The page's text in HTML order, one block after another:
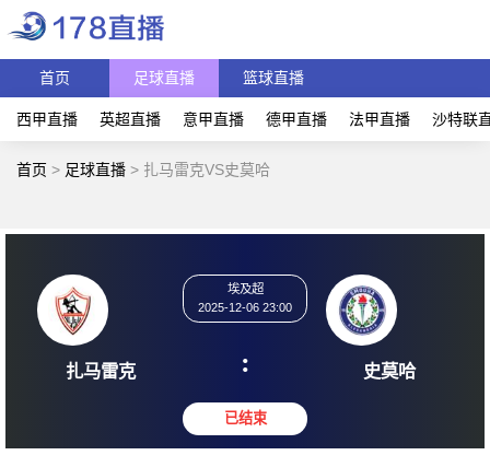
首页 足球直播 篮球直播
西甲直播 英超直播 意甲直播 德甲直播 法甲直播 沙特联
首页 > 足球直播 > 扎马雷克VS史莫哈
扎马雷克
2025-12-06 23:00
: 史